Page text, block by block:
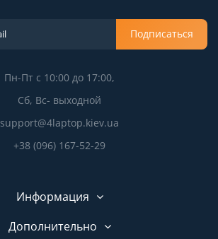
Подписаться
Пн-Пт с 10:00 до 17:00,
Сб, Вс- выходной
support@4laptop.kiev.ua
+38 (096) 167-52-29
Информация
Дополнительно